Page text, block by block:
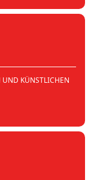
KÜNSTLICHEN